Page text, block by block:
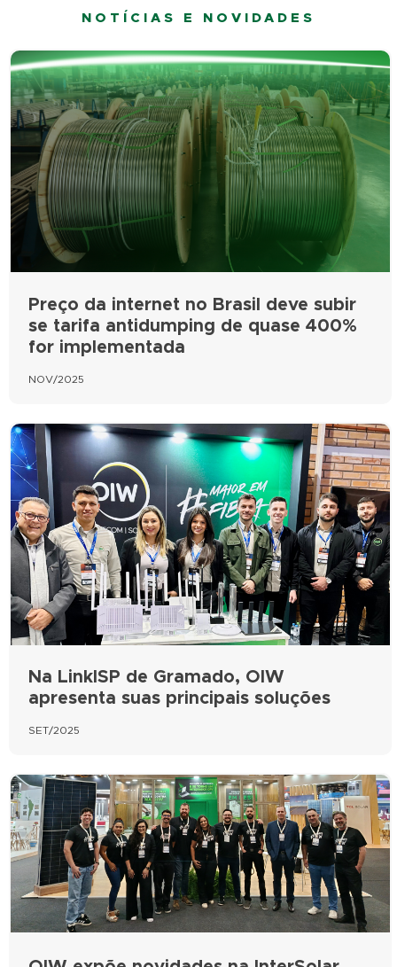
NOTÍCIAS E NOVIDADES
Preço da internet no Brasil deve subir
se tarifa antidumping de quase 400%
for implementada
NOV/2025
Na LinkISP de Gramado, OIW
apresenta suas principais soluções
SET/2025